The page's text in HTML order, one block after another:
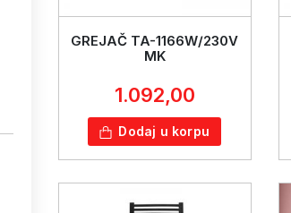
GREJAČ TA-1166W/230V
MK
1.092,00
Dodaj u korpu